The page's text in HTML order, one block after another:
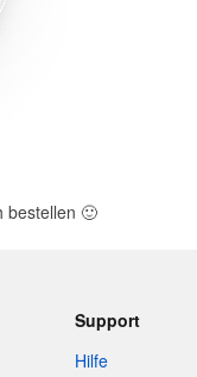
bestellen 🙂
Support
Hilfe